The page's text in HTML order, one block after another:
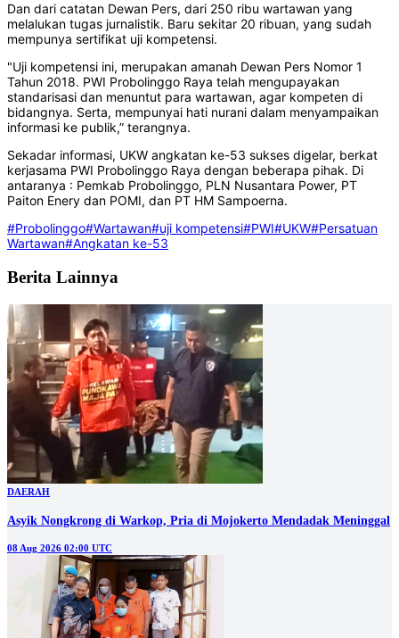
Dan dari catatan Dewan Pers, dari 250 ribu wartawan yang
melalukan tugas jurnalistik. Baru sekitar 20 ribuan, yang sudah
mempunya sertifikat uji kompetensi.
"Uji kompetensi ini, merupakan amanah Dewan Pers Nomor 1
Tahun 2018. PWI Probolinggo Raya telah mengupayakan
standarisasi dan menuntut para wartawan, agar kompeten di
bidangnya. Serta, mempunyai hati nurani dalam menyampaikan
informasi ke publik,” terangnya.
Sekadar informasi, UKW angkatan ke-53 sukses digelar, berkat
kerjasama PWI Probolinggo Raya dengan beberapa pihak. Di
antaranya : Pemkab Probolinggo, PLN Nusantara Power, PT
Paiton Enery dan POMI, dan PT HM Sampoerna.
#Probolinggo#Wartawan#uji kompetensi#PWI#UKW#Persatuan
Wartawan#Angkatan ke-53
Berita Lainnya
DAERAH
Asyik Nongkrong di Warkop, Pria di Mojokerto Mendadak Meninggal
08 Aug 2026 02:00 UTC